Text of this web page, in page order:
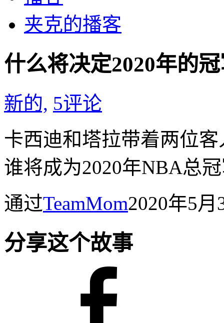
夹克的播客
什么将决定2020年的
新的, 5评论
卡西迪和塔拉带着两位
谁将成为2020年NBA总
通过TeamMom2020年5月
分享这个故事